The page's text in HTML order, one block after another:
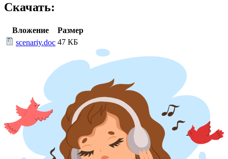
Скачать:
Вложение
Размер
scenariy.doc 47 КБ